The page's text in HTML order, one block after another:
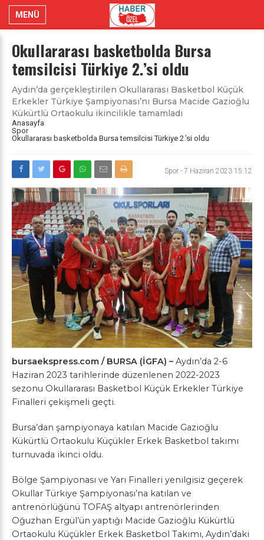
MENÜ
Okullararası basketbolda Bursa
temsilcisi Türkiye 2.’si oldu
Aydın’da gerçekleştirilen Okullararası Basketbol Küçük
Erkekler Türkiye Şampiyonası’nı Bursa Macide Gazioğlu
Kükürtlü Ortaokulu ikincilikle tamamladı
Anasayfa
Spor
Okullararası basketbolda Bursa temsilcisi Türkiye 2.’si oldu
Spor - 7 Haziran 2023 15:12
bursaekspress.com / BURSA (İGFA) – Aydın’da 2-6
Haziran 2023 tarihlerinde düzenlenen 2022-2023
sezonu Okullararası Basketbol Küçük Erkekler Türkiye
Finalleri çekişmeli geçti.
Bursa’dan şampiyonaya katılan Macide Gazioğlu
Kükürtlü Ortaokulu Küçükler Erkek Basketbol takımı
turnuvada ikinci oldu.
Bölge Şampiyonası ve Yarı Finalleri yenilgisiz geçerek
Okullar Türkiye Şampiyonası’na katılan ve
antrenörlüğünü TOFAŞ altyapı antrenörlerinden
Oğuzhan Ergül’ün yaptığı Macide Gazioğlu Kükürtlü
Ortaokulu Küçükler Erkek Basketbol Takımı, Aydın’daki